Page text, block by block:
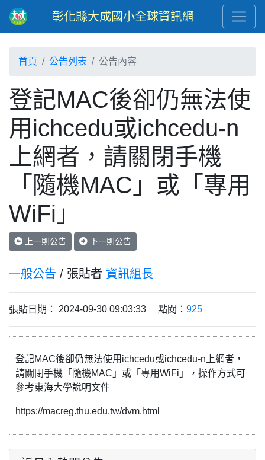
彰化縣大成國小全球資訊網
首頁 公告列表 公告內容
登記MAC後卻仍無法使
用ichcedu或ichcedu-n
上網者，請關閉手機
「隨機MAC」或「專用
WiFi」
上一則公告 下一則公告
一般公告 / 張貼者 資訊組長
張貼日期： 2024-09-30 09:03:33 點閱： 925
登記MAC後卻仍無法使用ichcedu或ichcedu-n上網者，
請關閉手機「隨機MAC」或「專用WiFi」，操作方式可
參考東海大學說明文件
https://macreg.thu.edu.tw/dvm.html